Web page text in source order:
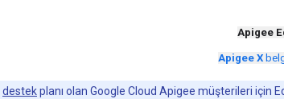
Apigee
Apigee X
destekplanı olan Google Cloud Apigee müşterileri için